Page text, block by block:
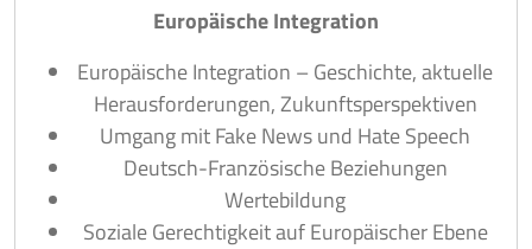
Europäische Integration
Europäische Integration – Geschichte, aktuelle
Herausforderungen, Zukunftsperspektiven
Umgang mit Fake News und Hate Speech
Deutsch-Französische Beziehungen
Wertebildung
Soziale Gerechtigkeit auf Europäischer Ebene